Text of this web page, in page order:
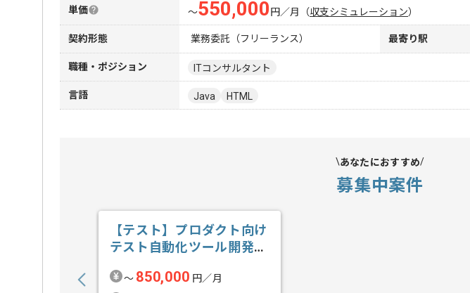
単価 〜550,000 円／月 （収支シミュレーション）
契約形態 業務委託（フリーランス） 最寄り駅
職種・ポジション ITコンサルタント
言語 Java HTML
あなたにおすすめ
募集中案件
【テスト】プロダクト向け
テスト自動化ツール開発の
〜 850,000 円／月